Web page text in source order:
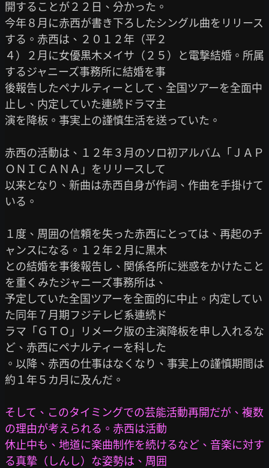
開することが２２日、分かった。
今年８月に赤西が書き下ろしたシングル曲をリリース
する。赤西は、２０１２年（平２
４）２月に女優黒木メイサ（２５）と電撃結婚。所属
するジャニーズ事務所に結婚を事
後報告したペナルティーとして、全国ツアーを全面中
止し、内定していた連続ドラマ主
演を降板。事実上の謹慎生活を送っていた。
赤西の活動は、１２年３月のソロ初アルバム「ＪＡＰ
ＯＮＩＣＡＮＡ」をリリースして
以来となり、新曲は赤西自身が作詞、作曲を手掛けて
いる。
１度、周囲の信頼を失った赤西にとっては、再起のチ
ャンスになる。１２年２月に黒木
との結婚を事後報告し、関係各所に迷惑をかけたこと
を重くみたジャニーズ事務所は、
予定していた全国ツアーを全面的に中止。内定してい
た同年７月期フジテレビ系連続ド
ラマ「ＧＴＯ」リメーク版の主演降板を申し入れるな
ど、赤西にペナルティーを科した
。以降、赤西の仕事はなくなり、事実上の謹慎期間は
約１年５カ月に及んだ。
そして、このタイミングでの芸能活動再開だが、複数
の理由が考えられる。赤西は活動
休止中も、地道に楽曲制作を続けるなど、音楽に対す
る真摯（しんし）な姿勢は、周囲